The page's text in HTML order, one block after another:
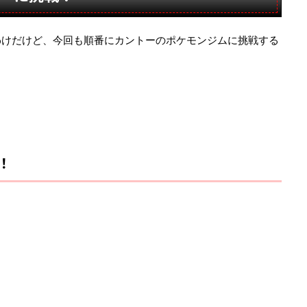
だけど、今回も順番にカントーのポケモンジムに挑戦する